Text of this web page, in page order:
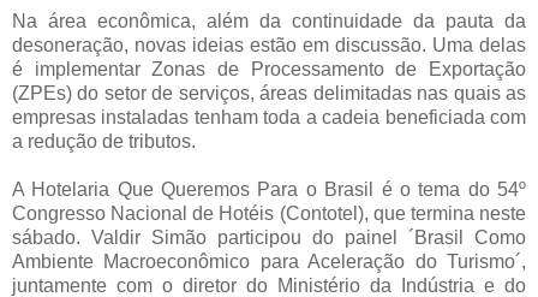
Na área econômica, além da continuidade da pauta da
desoneração, novas ideias estão em discussão. Uma delas
é implementar Zonas de Processamento de Exportação
(ZPEs) do setor de serviços, áreas delimitadas nas quais as
empresas instaladas tenham toda a cadeia beneficiada com
a redução de tributos.
A Hotelaria Que Queremos Para o Brasil é o tema do 54º
Congresso Nacional de Hotéis (Contotel), que termina neste
sábado. Valdir Simão participou do painel ´Brasil Como
Ambiente Macroeconômico para Aceleração do Turismo´,
juntamente com o diretor do Ministério da Indústria e do